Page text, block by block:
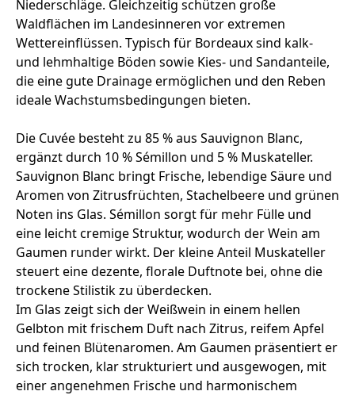
Niederschläge. Gleichzeitig schützen große
Waldflächen im Landesinneren vor extremen
Wettereinflüssen. Typisch für Bordeaux sind kalk-
und lehmhaltige Böden sowie Kies- und Sandanteile,
die eine gute Drainage ermöglichen und den Reben
ideale Wachstumsbedingungen bieten.
Die Cuvée besteht zu 85 % aus Sauvignon Blanc,
ergänzt durch 10 % Sémillon und 5 % Muskateller.
Sauvignon Blanc bringt Frische, lebendige Säure und
Aromen von Zitrusfrüchten, Stachelbeere und grünen
Noten ins Glas. Sémillon sorgt für mehr Fülle und
eine leicht cremige Struktur, wodurch der Wein am
Gaumen runder wirkt. Der kleine Anteil Muskateller
steuert eine dezente, florale Duftnote bei, ohne die
trockene Stilistik zu überdecken.
Im Glas zeigt sich der Weißwein in einem hellen
Gelbton mit frischem Duft nach Zitrus, reifem Apfel
und feinen Blütenaromen. Am Gaumen präsentiert er
sich trocken, klar strukturiert und ausgewogen, mit
einer angenehmen Frische und harmonischem